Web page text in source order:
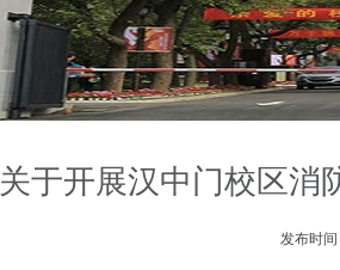
关于开展汉中门校区消
发布时